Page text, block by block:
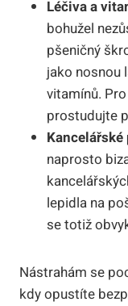
Léčiva a
bohužel
pšeničný
jako nosnou
vitamínů.
prostudujte
naprosto
lepidla na
se totiž
Nástrahám se
kdy opustíte